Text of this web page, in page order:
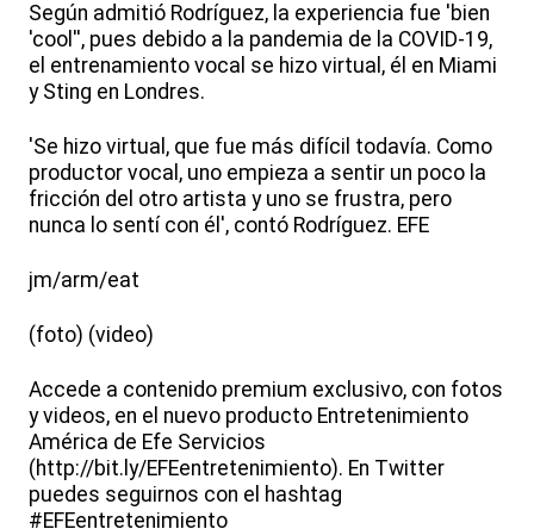
Según admitió Rodríguez, la experiencia fue 'bien
'cool'', pues debido a la pandemia de la COVID-19,
el entrenamiento vocal se hizo virtual, él en Miami
y Sting en Londres.
'Se hizo virtual, que fue más difícil todavía. Como
productor vocal, uno empieza a sentir un poco la
fricción del otro artista y uno se frustra, pero
nunca lo sentí con él', contó Rodríguez. EFE
jm/arm/eat
(foto) (video)
Accede a contenido premium exclusivo, con fotos
y videos, en el nuevo producto Entretenimiento
América de Efe Servicios
(http://bit.ly/EFEentretenimiento). En Twitter
puedes seguirnos con el hashtag
#EFEentretenimiento